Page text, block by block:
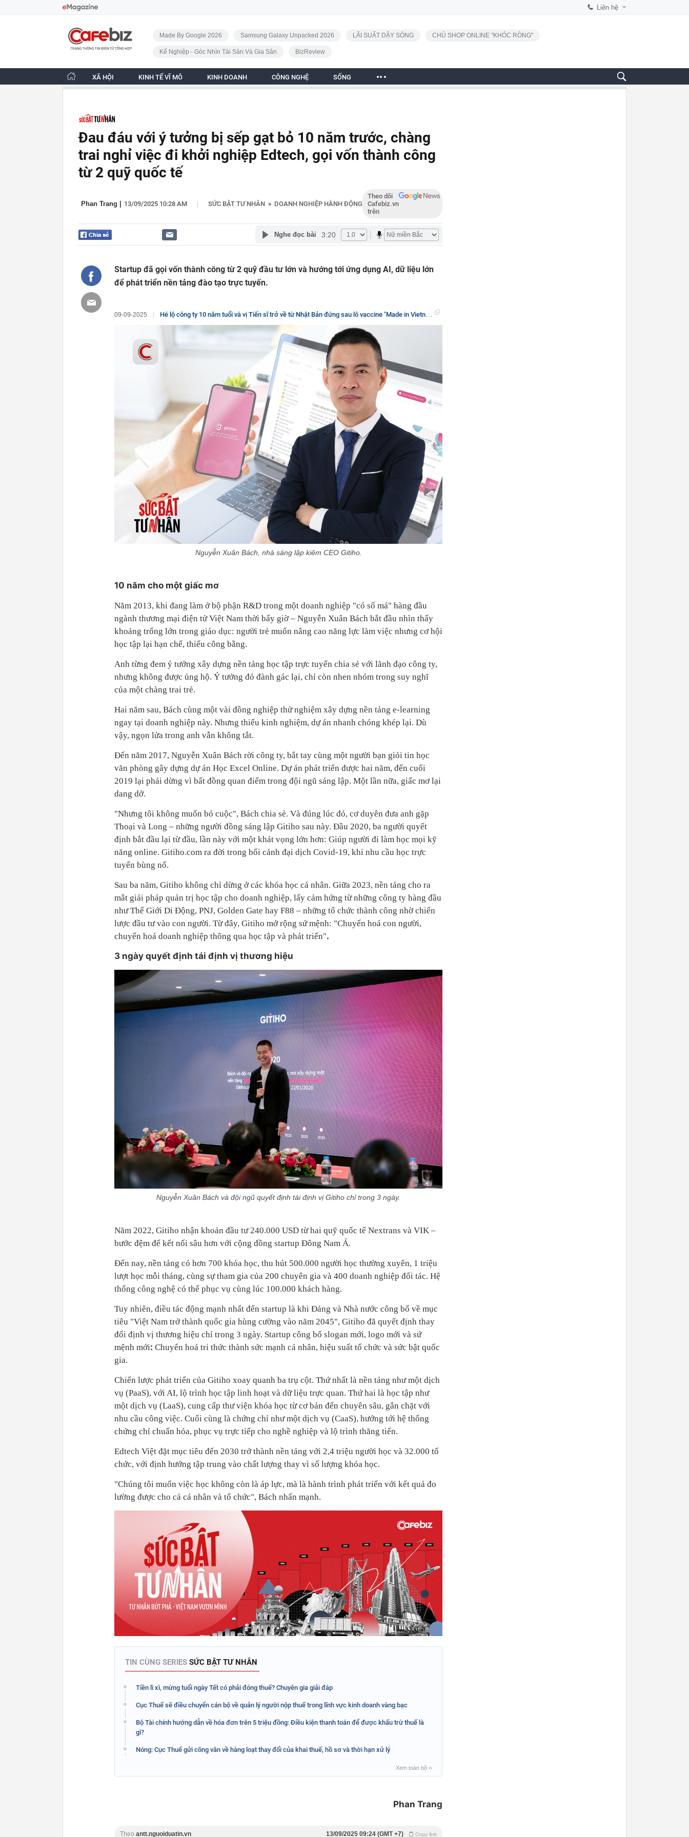
Liên hệ
CafeBiz - Trang chủ
Made By Google 2026 Samsung Galaxy Unpacked 2026 LÃI SUẤT DẬY SÓNG CHỦ SHOP ONLINE "KHÓC RÒNG"
Kế Nghiệp - Góc Nhìn Tài Sản Và Gia Sản BizReview
XÃ HỘI KINH TẾ VĨ MÔ KINH DOANH CÔNG NGHỆ SỐNG
Đau đáu với ý tưởng bị sếp gạt bỏ 10 năm trước, chàng
trai nghỉ việc đi khởi nghiệp Edtech, gọi vốn thành công
từ 2 quỹ quốc tế
Phan Trang 13/09/2025 10:28 AM | SỨC BẬT TƯ NHÂN » DOANH NGHIỆP HÀNH ĐỘNG
Theo dõi
Cafebiz.vn
trên
Nghe đọc bài 3:20
Startup đã gọi vốn thành công từ 2 quỹ đầu tư lớn và hướng tới ứng dụng AI, dữ liệu lớn
để phát triển nền tảng đào tạo trực tuyến.
09-09-2025 Hé lộ công ty 10 năm tuổi và vị Tiến sĩ trở về từ Nhật Bản đứng sau lô vaccine "Made in Vietnam" kỷ lục vừa xuất sang Philippines
Nguyễn Xuân Bách, nhà sáng lập kiêm CEO Gitiho.
10 năm cho một giấc mơ
Năm 2013, khi đang làm ở bộ phận R&D trong một doanh nghiệp "có số má" hàng đầu
ngành thương mại điện tử Việt Nam thời bấy giờ – Nguyễn Xuân Bách bắt đầu nhìn thấy
khoảng trống lớn trong giáo dục: người trẻ muốn nâng cao năng lực làm việc nhưng cơ hội
học tập lại hạn chế, thiếu công bằng.
Anh từng đem ý tưởng xây dựng nền tảng học tập trực tuyến chia sẻ với lãnh đạo công ty,
nhưng không được ủng hộ. Ý tưởng đó đành gác lại, chỉ còn nhen nhóm trong suy nghĩ
của một chàng trai trẻ.
Hai năm sau, Bách cùng một vài đồng nghiệp thử nghiệm xây dựng nền tảng e-learning
ngay tại doanh nghiệp này. Nhưng thiếu kinh nghiệm, dự án nhanh chóng khép lại. Dù
vậy, ngọn lửa trong anh vẫn không tắt.
Đến năm 2017, Nguyễn Xuân Bách rời công ty, bắt tay cùng một người bạn giỏi tin học
văn phòng gây dựng dự án Học Excel Online. Dự án phát triển được hai năm, đến cuối
2019 lại phải dừng vì bất đồng quan điểm trong đội ngũ sáng lập. Một lần nữa, giấc mơ lại
dang dở.
"Nhưng tôi không muốn bỏ cuộc", Bách chia sẻ. Và đúng lúc đó, cơ duyên đưa anh gặp
Thoại và Long – những người đồng sáng lập Gitiho sau này. Đầu 2020, ba người quyết
định bắt đầu lại từ đầu, lần này với một khát vọng lớn hơn: Giúp người đi làm học mọi kỹ
năng online. Gitiho.com ra đời trong bối cảnh đại dịch Covid-19, khi nhu cầu học trực
tuyến bùng nổ.
Sau ba năm, Gitiho không chỉ dừng ở các khóa học cá nhân. Giữa 2023, nền tảng cho ra
mắt giải pháp quản trị học tập cho doanh nghiệp, lấy cảm hứng từ những công ty hàng đầu
như Thế Giới Di Động, PNJ, Golden Gate hay F88 – những tổ chức thành công nhờ chiến
lược đầu tư vào con người. Từ đây, Gitiho mở rộng sứ mệnh: "Chuyển hoá con người,
chuyển hoá doanh nghiệp thông qua học tập và phát triển".
3 ngày quyết định tái định vị thương hiệu
Nguyễn Xuân Bách và đội ngũ quyết định tái định vị Gitiho chỉ trong 3 ngày.
Năm 2022, Gitiho nhận khoản đầu tư 240.000 USD từ hai quỹ quốc tế Nextrans và VIK –
bước đệm để kết nối sâu hơn với cộng đồng startup Đông Nam Á.
Đến nay, nền tảng có hơn 700 khóa học, thu hút 500.000 người học thường xuyên, 1 triệu
lượt học mỗi tháng, cùng sự tham gia của 200 chuyên gia và 400 doanh nghiệp đối tác. Hệ
thống công nghệ có thể phục vụ cùng lúc 100.000 khách hàng.
Tuy nhiên, điều tác động mạnh nhất đến startup là khi Đảng và Nhà nước công bố về mục
tiêu "Việt Nam trở thành quốc gia hùng cường vào năm 2045", Gitiho đã quyết định thay
đổi định vị thương hiệu chỉ trong 3 ngày. Startup công bố slogan mới, logo mới và sứ
mệnh mới: Chuyển hoá tri thức thành sức mạnh cá nhân, hiệu suất tổ chức và sức bật quốc
gia.
Chiến lược phát triển của Gitiho xoay quanh ba trụ cột. Thứ nhất là nền tảng như một dịch
vụ (PaaS), với AI, lộ trình học tập linh hoạt và dữ liệu trực quan. Thứ hai là học tập như
một dịch vụ (LaaS), cung cấp thư viện khóa học từ cơ bản đến chuyên sâu, gắn chặt với
nhu cầu công việc. Cuối cùng là chứng chỉ như một dịch vụ (CaaS), hướng tới hệ thống
chứng chỉ chuẩn hóa, phục vụ trực tiếp cho nghề nghiệp và lộ trình thăng tiến.
Edtech Việt đặt mục tiêu đến 2030 trở thành nền tảng với 2,4 triệu người học và 32.000 tổ
chức, với định hướng tập trung vào chất lượng thay vì số lượng khóa học.
"Chúng tôi muốn việc học không còn là áp lực, mà là hành trình phát triển với kết quả đo
lường được cho cả cá nhân và tổ chức", Bách nhấn mạnh.
TIN CÙNG SERIES SỨC BẬT TƯ NHÂN
Tiền lì xì, mừng tuổi ngày Tết có phải đóng thuế? Chuyên gia giải đáp
Cục Thuế sẽ điều chuyển cán bộ về quản lý người nộp thuế trong lĩnh vực kinh doanh vàng bạc
Bộ Tài chính hướng dẫn về hóa đơn trên 5 triệu đồng: Điều kiện thanh toán để được khấu trừ thuế là
gì?
Nóng: Cục Thuế gửi công văn về hàng loạt thay đổi của khai thuế, hồ sơ và thời hạn xử lý
Xem toàn bộ ››
Phan Trang
Theo antt.nguoiduatin.vn Copy link
13/09/2025 09:24 (GMT +7)